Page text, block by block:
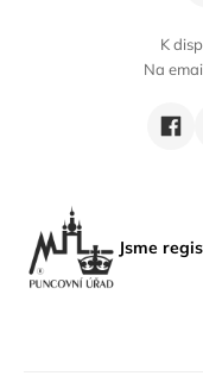
K
Na
Jsme